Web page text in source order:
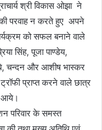
श्री विकास ओझा ने
की परवाह न करते हुए अपने
को सफल बनाने वाले
सिंह, पूजा पाण्डेय,
चन्दन और आशीष भास्कर
प्राप्त करने वाले छात्र
आये।
परिवार के समस्त